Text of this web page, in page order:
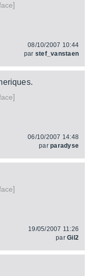
]
08/10/2007 10:44
par stef_vanstaen
]
06/10/2007 14:48
parparadyse
]
19/05/2007 11:26
parGil2